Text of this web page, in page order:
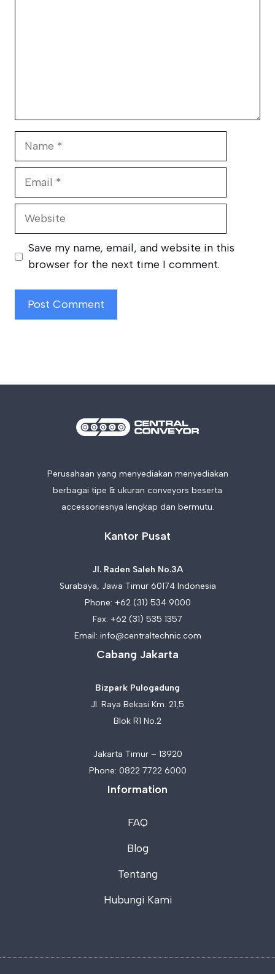
Website
Save my name, email, and website in this
browser for the next time I comment.
Perusahaan yang menyediakan menyediakan
berbagai tipe & ukuran conveyors beserta
accessoriesnya lengkap dan bermutu.
Kantor Pusat
Jl. Raden Saleh No.3A
Surabaya, Jawa Timur 60174 Indonesia
Phone: +62 (31) 534 9000
Fax: +62 (31) 535 1357
Email: info@centraltechnic.com
Cabang Jakarta
Bizpark Pulogadung
Jl. Raya Bekasi Km. 21,5
Blok R1 No.2
Jakarta Timur – 13920
Phone: 0822 7722 6000
Information
FAQ
Blog
Tentang
Hubungi Kami